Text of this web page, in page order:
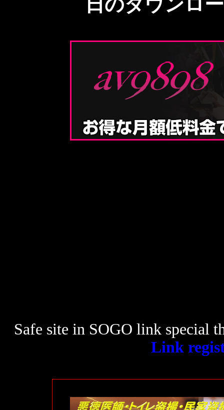
Safe site in SOGO link special
Link